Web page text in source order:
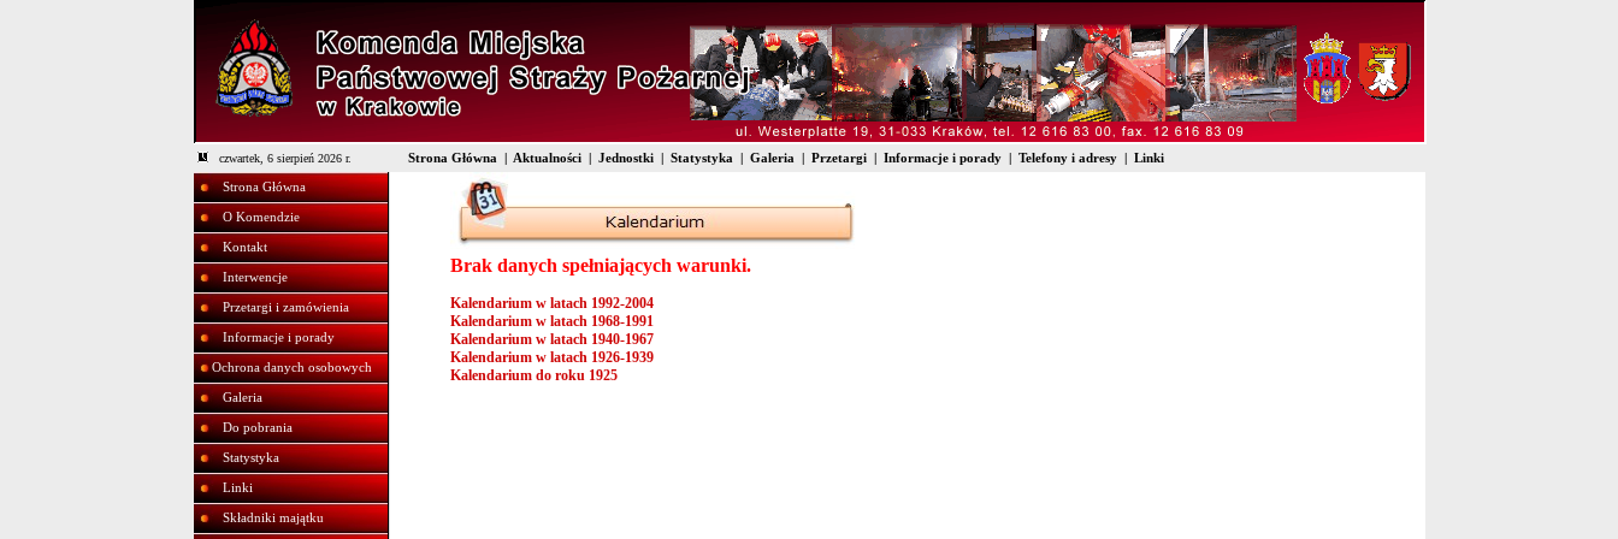
czwartek, 6 sierpień 2026 r. Strona Główna | Aktualności| Jednostki| Statystyka | Galeria | Przetargi| Informacje i porady| Telefony i adresy| Linki
Strona Główna
O Komendzie
Kontakt
Interwencje
Przetargi i zamówienia
Informacje i porady
Ochrona danych osobowych
Galeria
Do pobrania
Statystyka
Linki
Składniki majątku
Brak danych spełniających warunki.
Kalendarium w latach 1992-2004
Kalendarium w latach 1968-1991
Kalendarium w latach 1940-1967
Kalendarium w latach 1926-1939
Kalendarium do roku 1925